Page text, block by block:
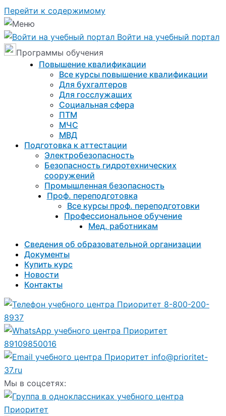
Перейти к содержимому
Войти на учебный портал
Программы обучения
Повышение квалификации
Все курсы повышение квалификации
Для бухгалтеров
Для госслужащих
Социальная сфера
ПТМ
МЧС
МВД
Подготовка к aттестации
Электробезопасность
Безопасность гидротехнических
сооружений
Промышленная безопасность
Проф. переподготовка
Все курсы проф. переподготовки
Профессиональное обучение
Мед. работникам
Сведения об образовательной организации
Документы
Купить курс
Новости
Контакты
8-800-200-
8937
89109850016
info@prioritet-
37.ru
Мы в соцсетях: